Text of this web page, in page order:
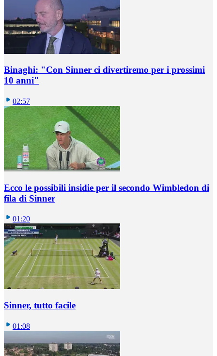
Binaghi: "Con Sinner ci divertiremo per i prossimi
10 anni"
02:57
Ecco le possibili insidie per il secondo Wimbledon di
fila di Sinner
01:20
Sinner, tutto facile
01:08